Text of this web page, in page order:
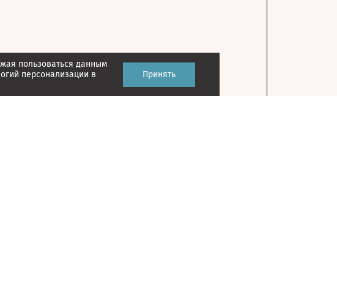
пользоваться данным
персонализации в
Принять